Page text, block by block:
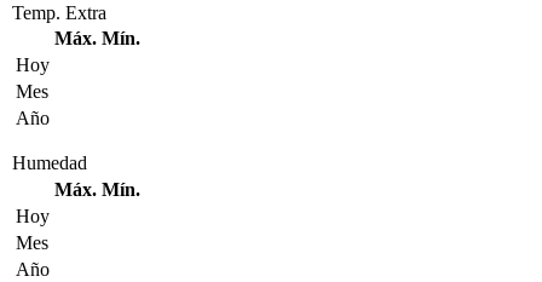
Temp. Extra
Máx. Mín.
Hoy
Mes
Año
Humedad
Máx. Mín.
Hoy
Mes
Año